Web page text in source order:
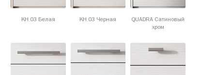
KH.03 Белая KH.03 Черная
QUADRA Сатиновый
хром